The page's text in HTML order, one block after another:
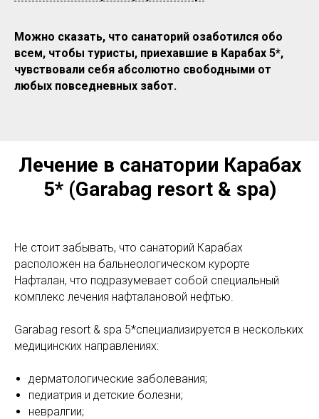
Можно сказать, что санаторий озаботился обо
всем, чтобы туристы, приехавшие в Карабах 5*,
чувствовали себя абсолютно свободными от
любых повседневных забот.
Лечение в санатории Карабах
5* (Garabag resort & spa)
Не стоит забывать, что санаторий Карабах
расположен на бальнеологическом курорте
Нафталан, что подразумевает собой специальный
комплекс лечения нафталановой нефтью.
Garabag resort & spa 5*специализируется в нескольких
медицинских направлениях:
дерматологические заболевания;
педиатрия и детские болезни;
невралгии;